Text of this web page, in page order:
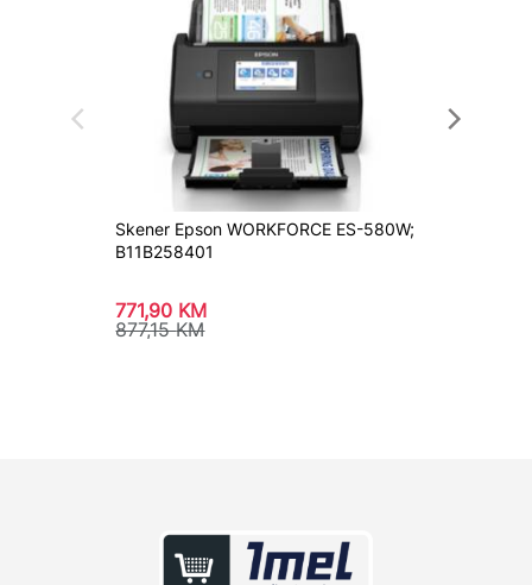
Skener Epson WORKFORCE ES-580W;
B11B258401
771,90 KM
877,15KM